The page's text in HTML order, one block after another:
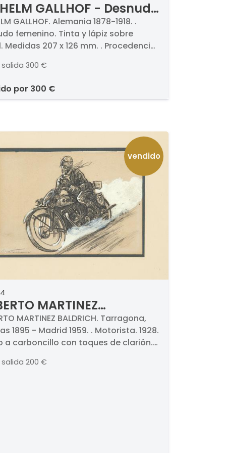
GALLHOF - Desnudo
GALLHOF. Alemania 1878-1918. .
femenino. Tinta y lápiz sobre
Medidas 207 x 126 mm. . Procedencia.
particular, Madrid.
salida 300 €
por 300 €
vendido
MARTINEZ
- Motorista
MARTINEZ BALDRICH. Tarragona,
1895 - Madrid 1959. . Motorista. 1928.
a carboncillo con toques de clarión.
salida 200 €